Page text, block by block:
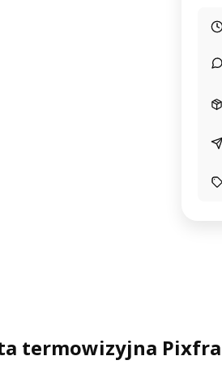
termowizyjna Pixfra